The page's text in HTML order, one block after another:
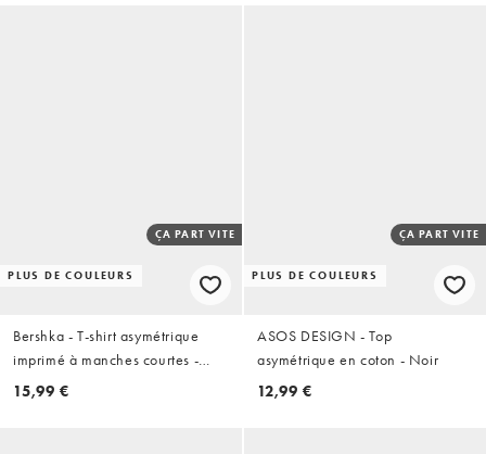
PLUS DE COULEURS
ÇA PART VITE
Bershka - T-shirt asymétrique
imprimé à manches courtes -
Noir
15,99 €
PLUS DE COULEURS
ÇA PART VITE
ASOS DESIGN - Top
asymétrique en coton - Noir
12,99 €